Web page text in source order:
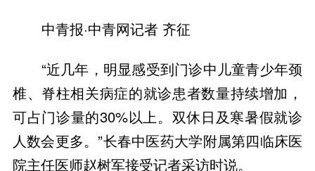
“近几年，明显感受到门诊中儿童青少年颈
椎、脊柱相关病症的就诊患者数量持续增加，
可占门诊量的30%以上。双休日及寒暑假就诊
人数会更多。”长春中医药大学附属第四临床医